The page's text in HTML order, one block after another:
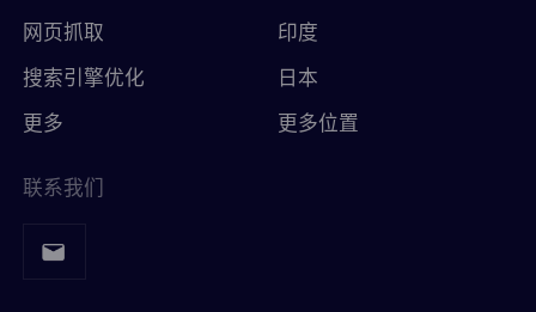
网页抓取
搜索引擎优化
更多
印度
日本
更多位置
联系我们